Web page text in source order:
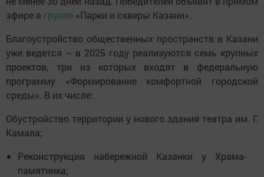
эфире в группе «Парки и скверы Казани».
Благоустройство общественных пространств в Казани
уже ведется – в 2025 году реализуются семь крупных
проектов, три из которых входят в федеральную
программу «Формирование комфортной городской
среды». В их числе:
Обустройство территории у нового здания театра им. Г.
Камала;
Реконструкция набережной Казанки у Храма-
памятника;